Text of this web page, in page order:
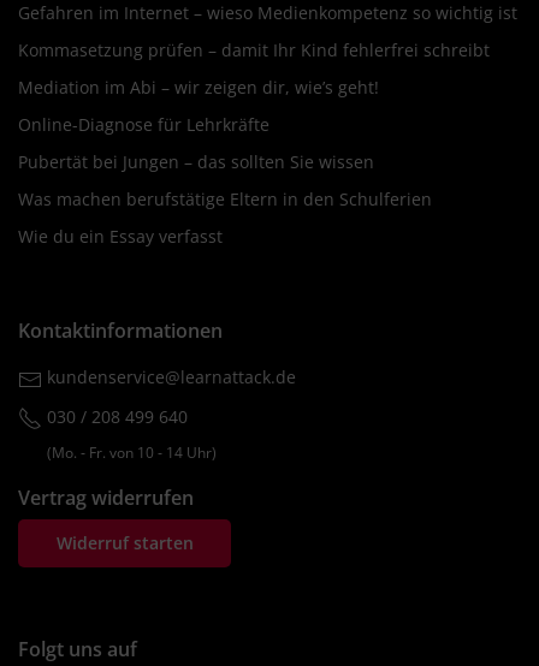
Gefahren im Internet – wieso Medienkompetenz so wichtig ist
Kommasetzung prüfen – damit Ihr Kind fehlerfrei schreibt
Mediation im Abi – wir zeigen dir, wie’s geht!
Online-Diagnose für Lehrkräfte
Pubertät bei Jungen – das sollten Sie wissen
Was machen berufstätige Eltern in den Schulferien
Wie du ein Essay verfasst
Kontaktinformationen
kundenservice@learnattack.de
030 / 208 499 640
(Mo. ‐ Fr. von 10 ‐ 14 Uhr)
Vertrag widerrufen
Widerruf starten
Folgt uns auf